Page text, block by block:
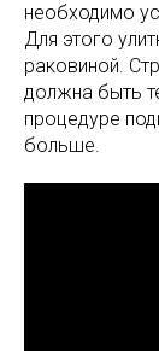
необходимо
Для этого
раковиной.
должна быть
процедуре
больше.